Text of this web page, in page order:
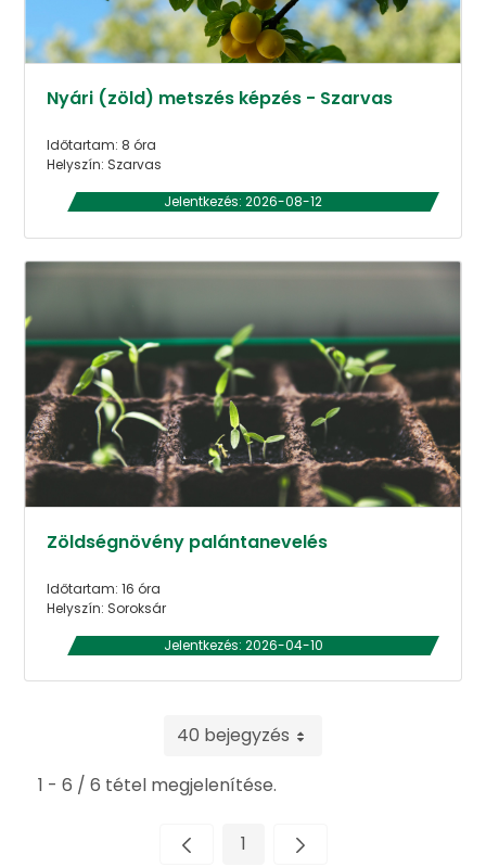
Nyári (zöld) metszés képzés - Szarvas
Időtartam: 8 óra
Helyszín: Szarvas
Jelentkezés: 2026-08-12
Zöldségnövény palántanevelés
Időtartam: 16 óra
Helyszín: Soroksár
Jelentkezés: 2026-04-10
40 bejegyzés
1 - 6 / 6 tétel megjelenítése.
Oldal
1